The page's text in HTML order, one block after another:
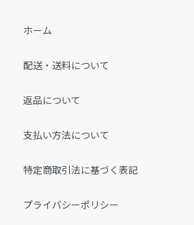
ホーム
配送・送料について
返品について
支払い方法について
特定商取引法に基づく表記
プライバシーポリシー